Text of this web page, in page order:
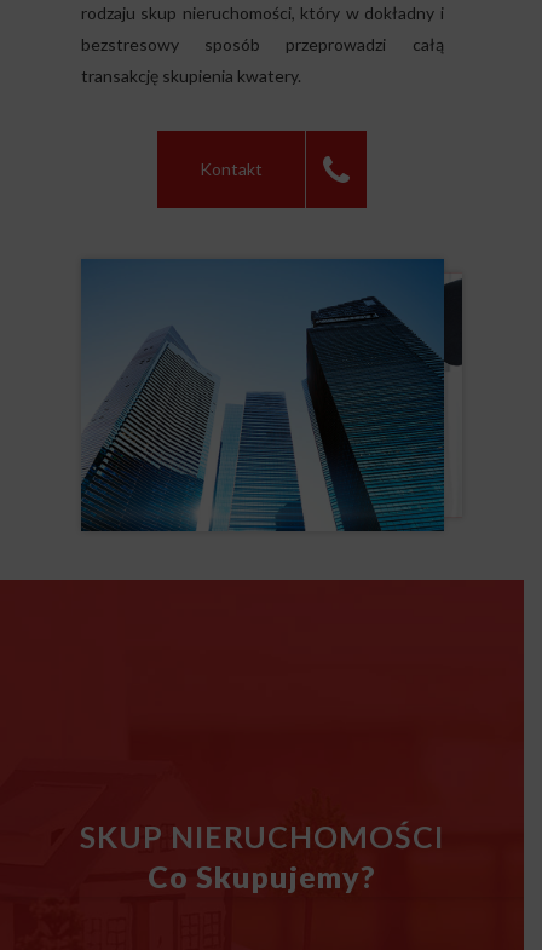
rodzaju skup nieruchomości, który w dokładny i
bezstresowy sposób przeprowadzi całą
transakcję skupienia kwatery.
Kontakt
SKUP NIERUCHOMOŚCI
Co Skupujemy?